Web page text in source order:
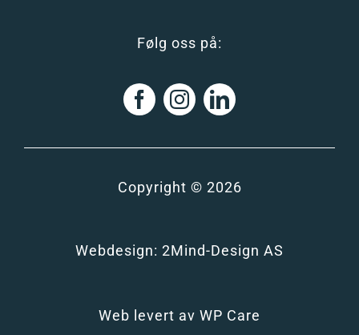
Følg oss på:
Copyright © 2026
Webdesign: 2Mind-Design AS
Web levert av WP Care